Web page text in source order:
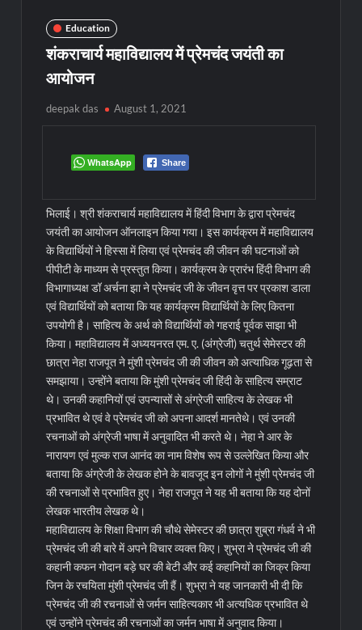
Education
शंकराचार्य महाविद्यालय में प्रेमचंद जयंती का
आयोजन
deepak das August 1, 2021
WhatsApp Share
भिलाई। श्री शंकराचार्य महाविद्यालय में हिंदी विभाग के द्वारा प्रेमचंद
जयंती का आयोजन ऑनलाइन किया गया। इस कार्यक्रम में महाविद्यालय
के विद्यार्थियों ने हिस्सा में लिया एवं प्रेमचंद की जीवन की घटनाओं को
पीपीटी के माध्यम से प्रस्तुत किया। कार्यक्रम के प्रारंभ हिंदी विभाग की
विभागाध्यक्ष डॉ अर्चना झा ने प्रेमचंद जी के जीवन वृत्त पर प्रकाश डाला
एवं विद्यार्थियों को बताया कि यह कार्यक्रम विद्यार्थियों के लिए कितना
उपयोगी है। साहित्य के अर्थ को विद्यार्थियों को गहराई पूर्वक साझा भी
किया। महाविद्यालय में अध्ययनरत एम. ए. (अंग्रेजी) चतुर्थ सेमेस्टर की
छात्रा नेहा राजपूत ने मुंशी प्रेमचंद जी की जीवन को अत्याधिक गूढ़ता से
समझाया। उन्होंने बताया कि मुंशी प्रेमचंद जी हिंदी के साहित्य सम्राट
थे। उनकी कहानियों एवं उपन्यासों से अंग्रेजी साहित्य के लेखक भी
प्रभावित थे एवं वे प्रेमचंद जी को अपना आदर्श मानतेथे। एवं उनकी
रचनाओं को अंग्रेजी भाषा में अनुवादित भी करते थे। नेहा ने आर के
नारायण एवं मुल्क राज आनंद का नाम विशेष रूप से उल्लेखित किया और
बताया कि अंग्रेजी के लेखक होने के बावजूद इन लोगों ने मुंशी प्रेमचंद जी
की रचनाओं से प्रभावित हुए। नेहा राजपूत ने यह भी बताया कि यह दोनों
लेखक भारतीय लेखक थे।
महाविद्यालय के शिक्षा विभाग की चौथे सेमेस्टर की छात्रा शुब्रा गंधर्व ने भी
प्रेमचंद जी की बारे में अपने विचार व्यक्त किए। शुभ्रा ने प्रेमचंद जी की
कहानी कफन गोदान बड़े घर की बेटी और कई कहानियों का जिक्र किया
जिन के रचयिता मुंशी प्रेमचंद जी हैं। शुभ्रा ने यह जानकारी भी दी कि
प्रेमचंद जी की रचनाओं से जर्मन साहित्यकार भी अत्यधिक प्रभावित थे
एवं उन्होंने प्रेमचंद की रचनाओं का जर्मन भाषा में अनुवाद किया।